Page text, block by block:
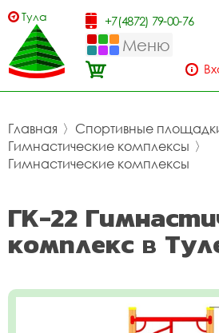
Тула +7(4872) 79-00-76
Меню
Главная 〉 Спортивные
Гимнастические комплексы 〉
Гимнастические комплексы
ГК-22
комплекс в